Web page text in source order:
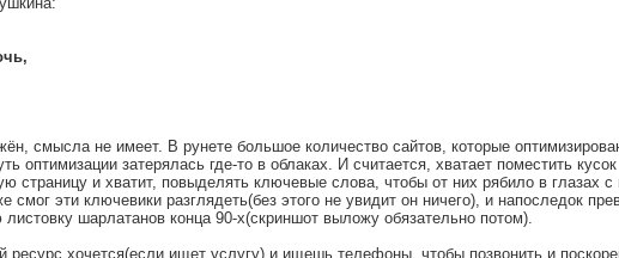
смысла не имеет. В рунете большое количество сайтов, которые
оптимизации затерялась где-то в облаках. И считается, хватает поместить кусок
страницу и хватит, повыделять ключевые слова, чтобы от них рябило в глазах
смог эти ключевики разглядеть(без этого не увидит он ничего), и напоследок
шарлатанов конца 90-х(скриншот выложу обязательно потом).
ресурс хочется(если ищет услугу) и ищешь телефоны, чтобы позвонить и